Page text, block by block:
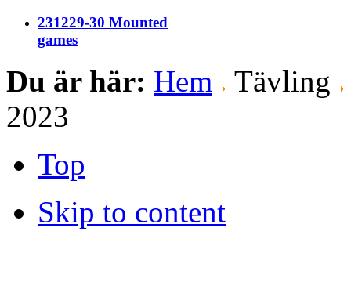
231229-30 Mounted
games
Du är här: Hem Tävling
2023
Top
Skip to content